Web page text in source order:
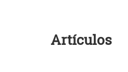
Artículos